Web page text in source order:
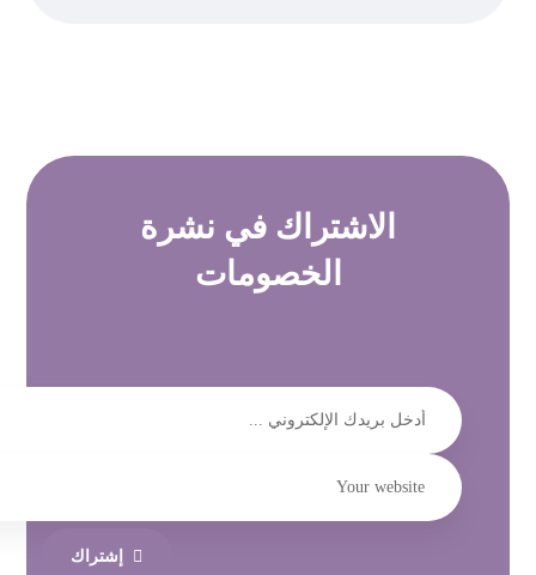
الاشتراك في نشرة
الخصومات
إشتراك